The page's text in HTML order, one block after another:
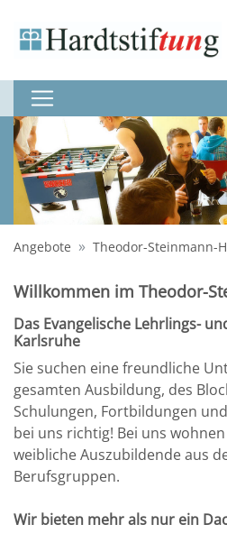
Angebote Theodor-Steinmann-
Willkommen im Theodor-
Das Evangelische Lehrlings-
Karlsruhe
Sie suchen eine freundliche
gesamten Ausbildung, des
Schulungen, Fortbildungen
bei uns richtig! Bei uns
weibliche Auszubildende aus
Berufsgruppen.
Wir bieten mehr als nur ein